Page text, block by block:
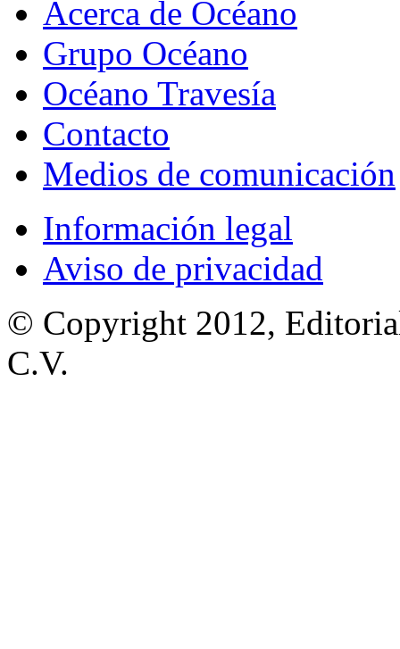
Acerca de Océano
Grupo Océano
Océano Travesía
Contacto
Medios de comunicación
Información legal
Aviso de privacidad
© Copyright 2012,
C.V.